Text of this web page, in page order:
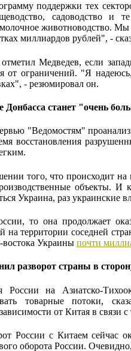
поддержки тех
садоводство и
животноводство. Мы
миллиардов рублей", -
Медведев, если
от ограничений. "Я
- резюмировал он.
Донбасса станет "очень
"Ведомостям"
восстановления
того, что происходит
объекты. И
Украина, раз украинские
то она продолжает
на территории соседней
Украины почти
разворот страны в
России на Азиатско-
товарные потоки,
от Китая в связи
России с Китаем сейчас
оборота России.